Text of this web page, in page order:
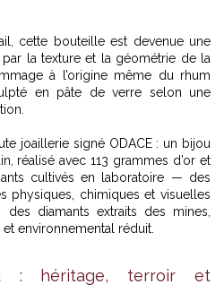
cette bouteille est devenue une
la texture et la géométrie de la
à l’origine même du rhum
en pâte de verre selon une
joaillerie signé ODACE : un bijou
réalisé avec 113 grammes d’or et
cultivés en laboratoire — des
physiques, chimiques et visuelles
diamants extraits des mines,
environnemental réduit.
: héritage, terroir et